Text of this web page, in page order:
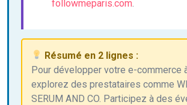
followmeparis.com
Résumé en 2 lignes :
Pour développer votre e-commerce
explorez des prestataires comme
SERUM AND CO. Participez à des